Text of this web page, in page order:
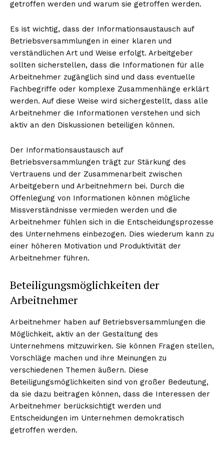
getroffen werden und warum sie getroffen werden.
Es ist wichtig, dass der Informationsaustausch auf
Betriebsversammlungen in einer klaren und
verständlichen Art und Weise erfolgt. Arbeitgeber
sollten sicherstellen, dass die Informationen für alle
Arbeitnehmer zugänglich sind und dass eventuelle
Fachbegriffe oder komplexe Zusammenhänge erklärt
werden. Auf diese Weise wird sichergestellt, dass alle
Arbeitnehmer die Informationen verstehen und sich
aktiv an den Diskussionen beteiligen können.
Der Informationsaustausch auf
Betriebsversammlungen trägt zur Stärkung des
Vertrauens und der Zusammenarbeit zwischen
Arbeitgebern und Arbeitnehmern bei. Durch die
Offenlegung von Informationen können mögliche
Missverständnisse vermieden werden und die
Arbeitnehmer fühlen sich in die Entscheidungsprozesse
des Unternehmens einbezogen. Dies wiederum kann zu
einer höheren Motivation und Produktivität der
Arbeitnehmer führen.
Beteiligungsmöglichkeiten der
Arbeitnehmer
Arbeitnehmer haben auf Betriebsversammlungen die
Möglichkeit, aktiv an der Gestaltung des
Unternehmens mitzuwirken. Sie können Fragen stellen,
Vorschläge machen und ihre Meinungen zu
verschiedenen Themen äußern. Diese
Beteiligungsmöglichkeiten sind von großer Bedeutung,
da sie dazu beitragen können, dass die Interessen der
Arbeitnehmer berücksichtigt werden und
Entscheidungen im Unternehmen demokratisch
getroffen werden.